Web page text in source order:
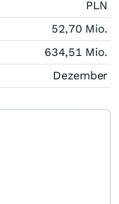
PLN
52,70 Mio.
634,51 Mio.
Dezember